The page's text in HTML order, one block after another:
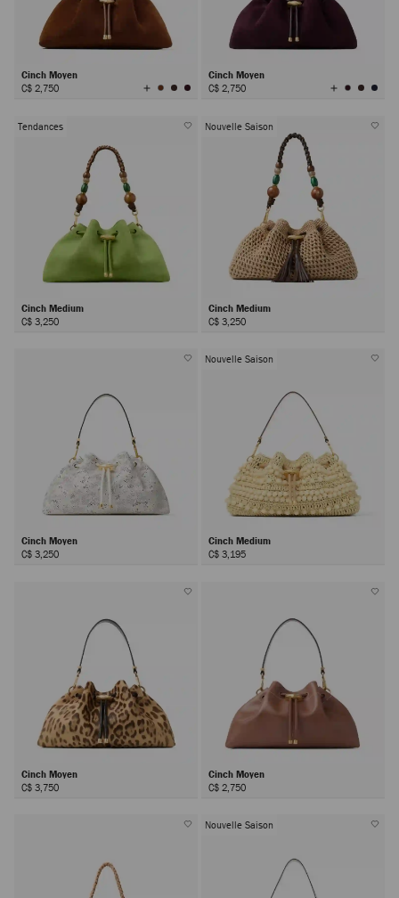
Cinch Moyen
C$ 2,750
Afficher
toutes
Cinch Moyen
C$ 2,750
Afficher
toutes
Tendances
Cinch Medium
C$ 3,250
Nouvelle Saison
Cinch Medium
C$ 3,250
Cinch Moyen
C$ 3,250
Nouvelle Saison
Cinch Medium
C$ 3,195
Cinch Moyen
C$ 3,750
Cinch Moyen
C$ 2,750
Nouvelle Saison